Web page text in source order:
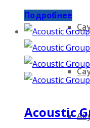
Подробнее
Acoustic